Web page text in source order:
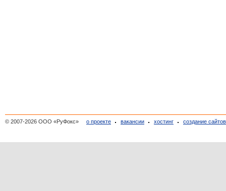
© 2007-2026 ООО «РуФокс» о проекте вакансии хостинг создание сайтов